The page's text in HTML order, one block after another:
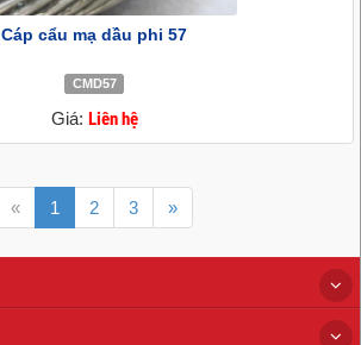
Cáp cẩu mạ dầu phi 57
CMD57
Giá: Liên hệ
« 1 2 3 »